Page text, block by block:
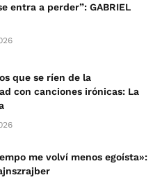
entra a perder”: GABRIEL
que se ríen de la
con canciones irónicas: La
me volví menos egoísta»: